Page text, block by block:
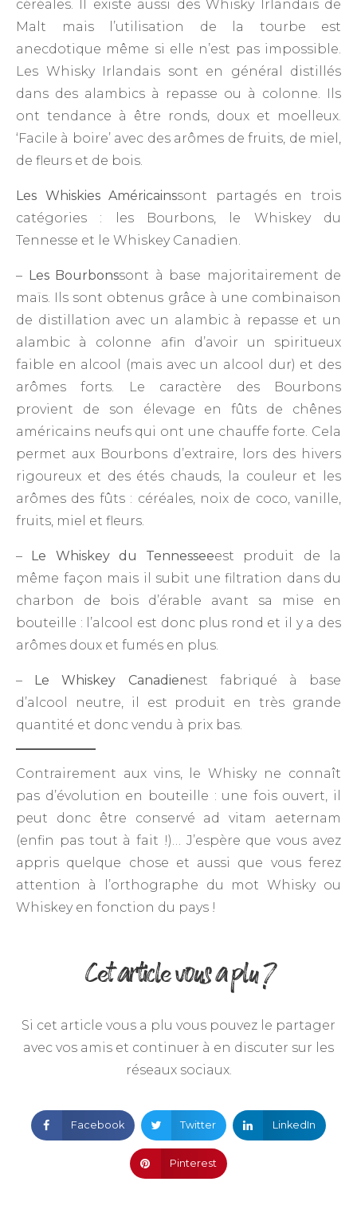
céréales. Il existe aussi des Whisky Irlandais de
Malt mais l’utilisation de la tourbe est
anecdotique même si elle n’est pas impossible.
Les Whisky Irlandais sont en général distillés
dans des alambics à repasse ou à colonne. Ils
ont tendance à être ronds, doux et moelleux.
‘Facile à boire’ avec des arômes de fruits, de miel,
de fleurs et de bois.
Les Whiskies Américainssont partagés en trois
catégories : les Bourbons, le Whiskey du
Tennesse et le Whiskey Canadien.
– Les Bourbonssont à base majoritairement de
maïs. Ils sont obtenus grâce à une combinaison
de distillation avec un alambic à repasse et un
alambic à colonne afin d’avoir un spiritueux
faible en alcool (mais avec un alcool dur) et des
arômes forts. Le caractère des Bourbons
provient de son élevage en fûts de chênes
américains neufs qui ont une chauffe forte. Cela
permet aux Bourbons d’extraire, lors des hivers
rigoureux et des étés chauds, la couleur et les
arômes des fûts : céréales, noix de coco, vanille,
fruits, miel et fleurs.
– Le Whiskey du Tennesseeest produit de la
même façon mais il subit une filtration dans du
charbon de bois d’érable avant sa mise en
bouteille : l’alcool est donc plus rond et il y a des
arômes doux et fumés en plus.
– Le Whiskey Canadienest fabriqué à base
d’alcool neutre, il est produit en très grande
quantité et donc vendu à prix bas.
Contrairement aux vins, le Whisky ne connaît
pas d’évolution en bouteille : une fois ouvert, il
peut donc être conservé ad vitam aeternam
(enfin pas tout à fait !)… J’espère que vous avez
appris quelque chose et aussi que vous ferez
attention à l’orthographe du mot Whisky ou
Whiskey en fonction du pays !
Cet article vous a plu ?
Si cet article vous a plu vous pouvez le partager
avec vos amis et continuer à en discuter sur les
réseaux sociaux.
Facebook Twitter LinkedIn
Pinterest